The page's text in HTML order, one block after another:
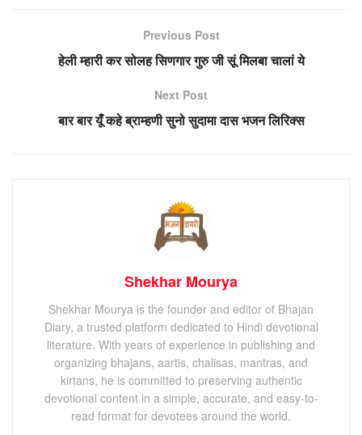
Previous Post
हेली म्हारी कर सोलह सिणगार गुरु जी सूं मिलबा चालां ये
Next Post
बार बार यूँ कहे ब्राम्हणी सुनो सुदामा दास भजन लिरिक्स
Shekhar Mourya
Shekhar Mourya is the founder and editor of Bhajan
Diary, a trusted platform dedicated to Hindi devotional
literature. With years of experience in publishing and
organizing bhajans, aartis, chalisas, mantras, and
kirtans, he is committed to preserving authentic
devotional content in a simple, accurate, and easy-to-
read format for devotees around the world.